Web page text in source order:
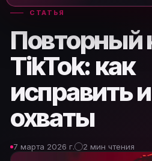
СТАТЬЯ
Повторный
TikTok: как
исправить
охваты
7 марта 2026 г. 2 мин чтения